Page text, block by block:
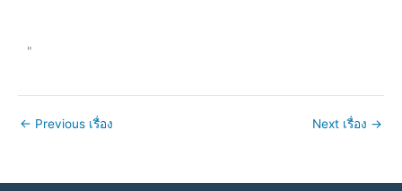
"
← Previous เรื่อง Next เรื่อง →